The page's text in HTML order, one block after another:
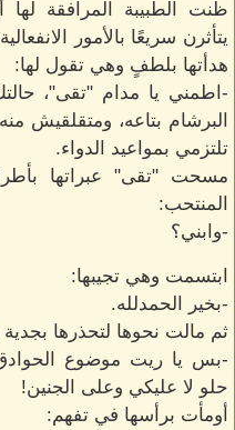
ظنت الطبيبة المرافقة لها
يتأثرن سريعًا بالأمور
هدأتها بلطفٍ وهي تقول لها:
-اطمني يا مدام "تقى"،
البرشام بتاعه، ومتقلقيش
تلتزمي بمواعيد الدواء.
مسحت "تقى" عبراتها
المنتحب:
-وابني؟
ابتسمت وهي تجيبها:
-بخير الحمدلله.
ثم مالت نحوها لتحذرها
-بس يا ريت موضوع
حلو لا عليكي وعلى الجنين!
أومأت برأسها في تفهم: